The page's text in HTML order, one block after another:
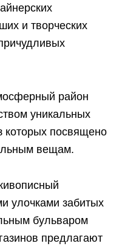
и творческих
район
уникальных
которых посвящено
вещам.
улочками забитых
бульваром
предлагают